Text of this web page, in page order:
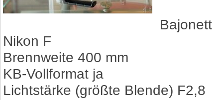
Bajonett
Nikon F
Brennweite 400 mm
KB-Vollformat ja
Lichtstärke (größte Blende) F2,8